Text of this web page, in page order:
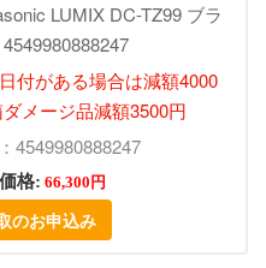
LUMIX DC-TZ99 ブラ
付がある場合は減額4000
メージ品減額3500円
4549980888247
格: 66,300円
のお申込み